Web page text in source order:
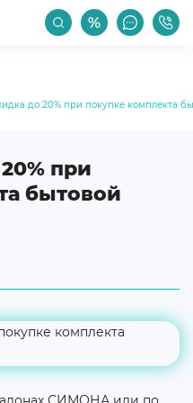
ПРОИЗВОДИТЕЛИ
до 20% при покупке комплекта
при
бытовой